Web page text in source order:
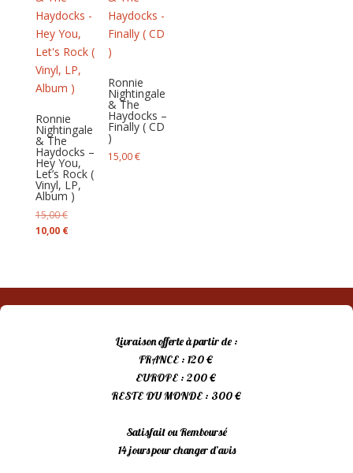
plus
ancien
Ronnie
Nightingale
& The
Haydocks –
Hey You,
Let’s Rock ‎(
Vinyl, LP,
Album )
15,00€Le
prix
10,00 €Le
Ronnie
Nightingale
& The
Haydocks –
Finally ‎( CD
)
15,00€
Livraison offerte à partir de :
FRANCE : 120 €
EUROPE : 200 €
RESTE DU MONDE : 300 €
Satisfait ou Remboursé
14 jours pour changer d’avis